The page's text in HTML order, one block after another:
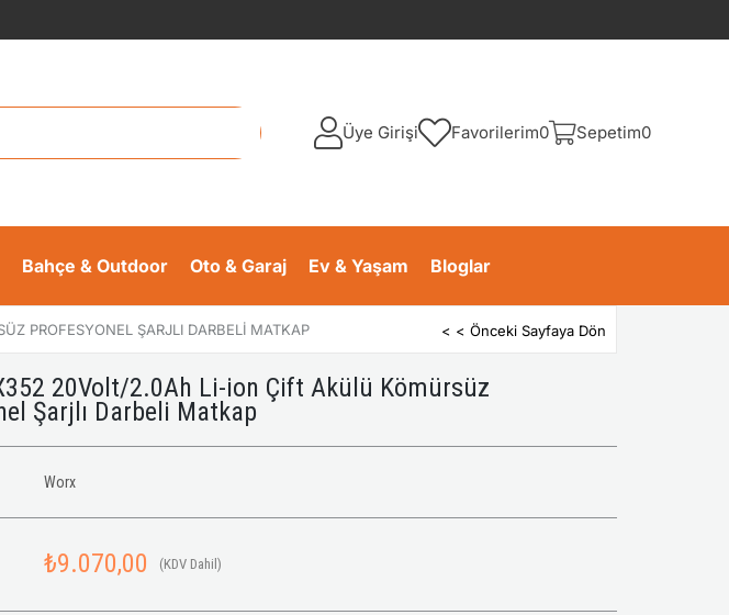
Üye Girişi Favorilerim0 Sepetim0
Bahçe & Outdoor Oto & Garaj Ev & Yaşam Bloglar
PROFESYONEL ŞARJLI DARBELI MATKAP < < Önceki Sayfaya Dön
20Volt/2.0Ah Li-ion Çift Akülü Kömürsüz
Şarjlı Darbeli Matkap
Worx
₺9.070,00 (KDV Dahil)